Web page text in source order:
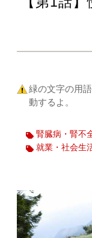
緑の文字の用
動するよ。
腎臓病・腎不
就業・社会生